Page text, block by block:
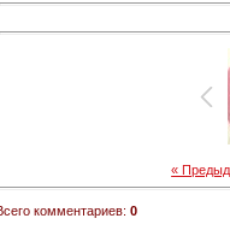
«
комментариев: 0